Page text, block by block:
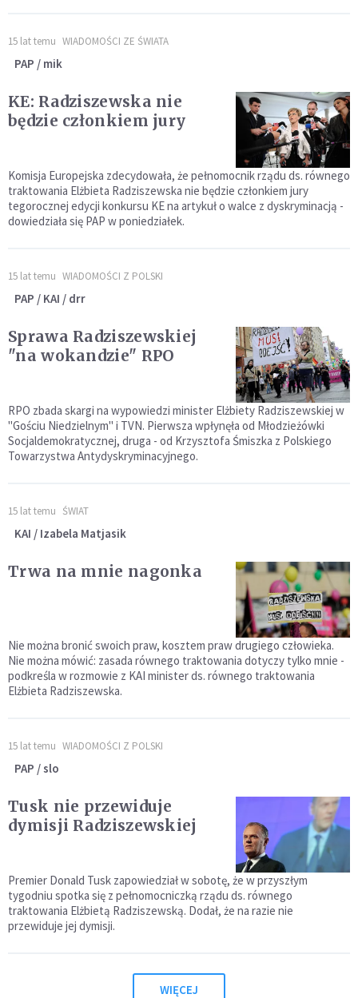
15 lat temu WIADOMOŚCI ZE ŚWIATA
PAP / mik
KE: Radziszewska nie
będzie członkiem jury
Komisja Europejska zdecydowała, że pełnomocnik rządu ds. równego
traktowania Elżbieta Radziszewska nie będzie członkiem jury
tegorocznej edycji konkursu KE na artykuł o walce z dyskryminacją -
dowiedziała się PAP w poniedziałek.
15 lat temu WIADOMOŚCI Z POLSKI
PAP / KAI / drr
Sprawa Radziszewskiej
"na wokandzie" RPO
RPO zbada skargi na wypowiedzi minister Elżbiety Radziszewskiej w
"Gościu Niedzielnym" i TVN. Pierwsza wpłynęła od Młodzieżówki
Socjaldemokratycznej, druga - od Krzysztofa Śmiszka z Polskiego
Towarzystwa Antydyskryminacyjnego.
15 lat temu ŚWIAT
KAI / Izabela Matjasik
Trwa na mnie nagonka
Nie można bronić swoich praw, kosztem praw drugiego człowieka.
Nie można mówić: zasada równego traktowania dotyczy tylko mnie -
podkreśla w rozmowie z KAI minister ds. równego traktowania
Elżbieta Radziszewska.
15 lat temu WIADOMOŚCI Z POLSKI
PAP / slo
Tusk nie przewiduje
dymisji Radziszewskiej
Premier Donald Tusk zapowiedział w sobotę, że w przyszłym
tygodniu spotka się z pełnomocniczką rządu ds. równego
traktowania Elżbietą Radziszewską. Dodał, że na razie nie
przewiduje jej dymisji.
WIĘCEJ